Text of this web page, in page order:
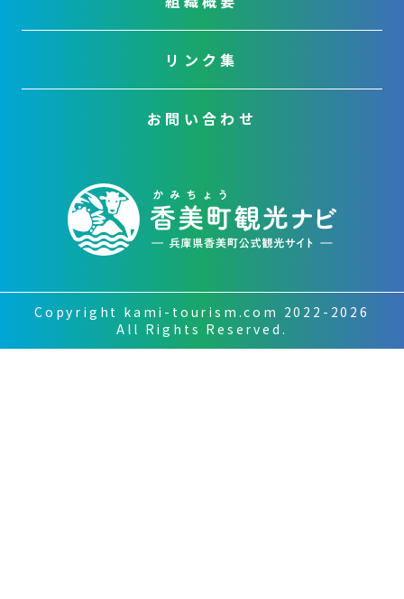
リンク集
お問い合わせ
Copyright kami-tourism.com 2022-2026
All Rights Reserved.